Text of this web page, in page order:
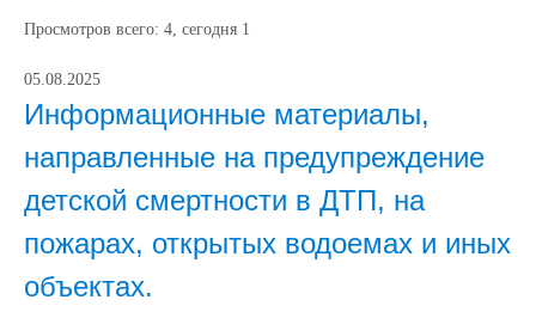
Просмотров всего: 4, сегодня 1
05.08.2025
Информационные материалы,
направленные на предупреждение
детской смертности в ДТП, на
пожарах, открытых водоемах и иных
объектах.